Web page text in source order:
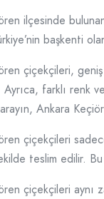
ilçesinde
başkenti
çiçekçileri,
Ayrıca, farklı renk
Ankara
çiçekçileri
teslim edilir.
çiçekçileri aynı